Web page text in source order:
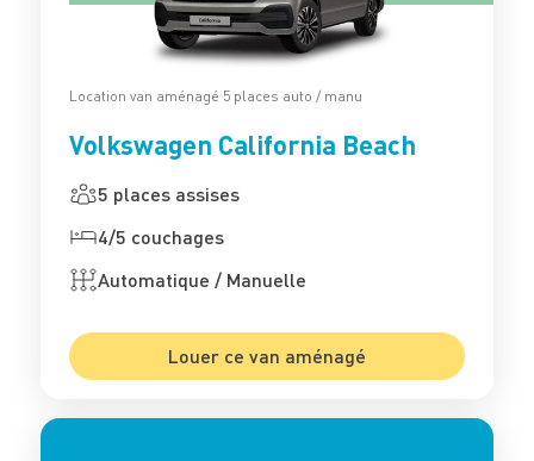
Location van aménagé 5 places auto / manu
Volkswagen California Beach
5 places assises
4/5 couchages
Automatique / Manuelle
Louer ce van aménagé